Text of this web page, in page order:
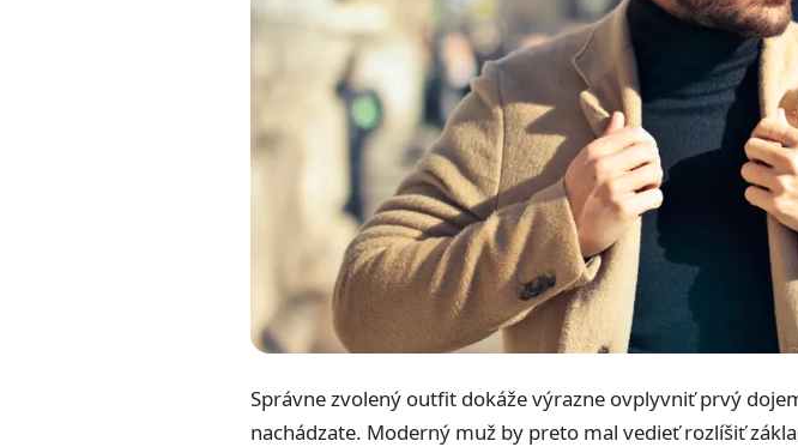
Správne zvolený outfit dokáže výrazne ovplyvniť prvý
nachádzate. Moderný muž by preto mal vedieť rozlíšiť